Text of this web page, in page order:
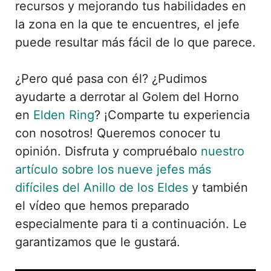
recursos y mejorando tus habilidades en
la zona en la que te encuentres, el jefe
puede resultar más fácil de lo que parece.
¿Pero qué pasa con él? ¿Pudimos
ayudarte a derrotar al Golem del Horno
en Elden Ring? ¡Comparte tu experiencia
con nosotros! Queremos conocer tu
opinión. Disfruta y compruébalo nuestro
artículo sobre los nueve jefes más
difíciles del Anillo de los Eldes y también
el vídeo que hemos preparado
especialmente para ti a continuación. Le
garantizamos que le gustará.